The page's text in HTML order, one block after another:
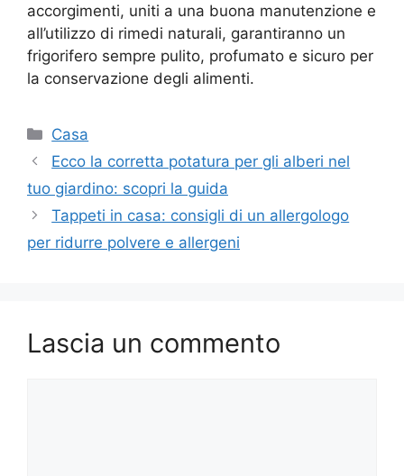
accorgimenti, uniti a una buona manutenzione e
all’utilizzo di rimedi naturali, garantiranno un
frigorifero sempre pulito, profumato e sicuro per
la conservazione degli alimenti.
Categorie
Casa
Ecco la corretta potatura per gli alberi nel
tuo giardino: scopri la guida
Tappeti in casa: consigli di un allergologo
per ridurre polvere e allergeni
Lascia un commento